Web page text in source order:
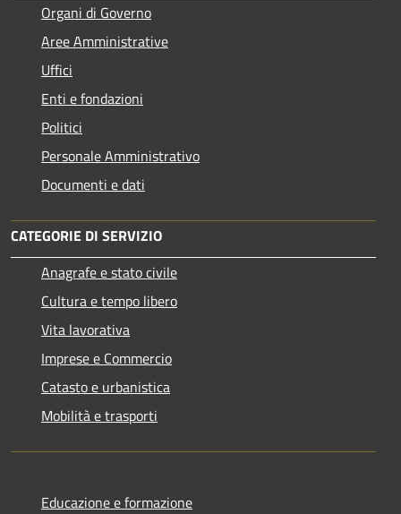
Organi di Governo
Aree Amministrative
Uffici
Enti e fondazioni
Politici
Personale Amministrativo
Documenti e dati
CATEGORIE DI SERVIZIO
Anagrafe e stato civile
Cultura e tempo libero
Vita lavorativa
Imprese e Commercio
Catasto e urbanistica
Mobilità e trasporti
Educazione e formazione